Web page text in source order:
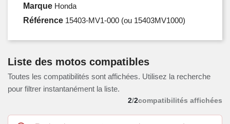
Marque Honda
Référence 15403-MV1-000 (ou 15403MV1000)
Liste des motos compatibles
Toutes les compatibilités sont affichées. Utilisez la recherche
pour filtrer instantanément la liste.
2/2compatibilités affichées
Recherche